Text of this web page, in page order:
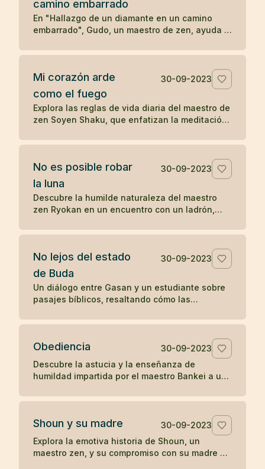
serenidad y la aceptación en las enseñanzas
Zen.
camino embarrado
En "Hallazgo de un diamante en un camino
embarrado", Gudo, un maestro de zen, ayuda a
consecuencias de su comportamiento
reflexión, el hombre decide seguir a Gudo y
transformar su vida, eventualmente
convirtiéndose en Mu-nan, un reconocido
maestro de zen, ilustrando cómo una
interacción significativa puede cambiar el
Mi corazón arde
como el fuego
30-09-2023
Explora las reglas de vida diaria del maestro de
zen Soyen Shaku, que enfatizan la meditación,
equilibrio entre el coraje y la ternura, guiando
No es posible robar
la luna
30-09-2023
Descubre la humilde naturaleza del maestro
zen Ryokan en un encuentro con un ladrón,
apreciación de las bellezas invaluables de la
No lejos del estado
de Buda
30-09-2023
Un diálogo entre Gasan y un estudiante sobre
pasajes bíblicos, resaltando cómo las
resonaron con la perspectiva budista de Gasan
presente.
Obediencia
30-09-2023
Descubre la astucia y la enseñanza de
humildad impartida por el maestro Bankei a un
destaca la simplicidad y directa sabiduría del
Shoun y su madre
30-09-2023
Explora la emotiva historia de Shoun, un
maestro zen, y su compromiso con su madre a